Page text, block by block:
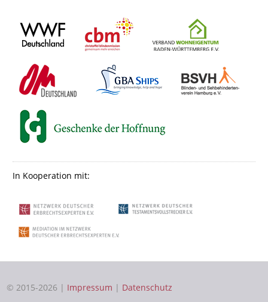
In Kooperation mit:
© 2015-2026 | Impressum | Datenschutz